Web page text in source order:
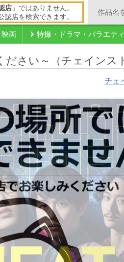
店 」ではありません。
認店を検索できます。
映画 特撮・ドラマ・バラエティ
さい～（チェインス
チェ